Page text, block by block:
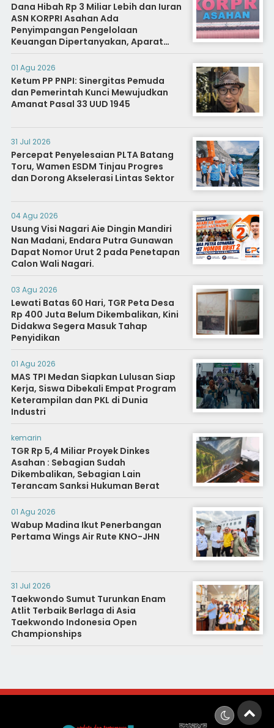
Dana Hibah Rp 3 Miliar Lebih dan Iuran
ASN KORPRI Asahan Ada
Penyimpangan Pengelolaan
Keuangan Dipertanyakan, Aparat
Diminta Segera Usut
01 Agu 2026
Ketum PP PNPI: Sinergitas Pemuda
dan Pemerintah Kunci Mewujudkan
Amanat Pasal 33 UUD 1945
31 Jul 2026
Percepat Penyelesaian PLTA Batang
Toru, Wamen ESDM Tinjau Progres
dan Dorong Akselerasi Lintas Sektor
04 Agu 2026
Usung Visi Nagari Aie Dingin Mandiri
Nan Madani, Endara Putra Gunawan
Dapat Nomor Urut 2 pada Penetapan
Calon Wali Nagari.
03 Agu 2026
Lewati Batas 60 Hari, TGR Peta Desa
Rp 400 Juta Belum Dikembalikan, Kini
Didakwa Segera Masuk Tahap
Penyidikan
01 Agu 2026
MAS TPI Medan Siapkan Lulusan Siap
Kerja, Siswa Dibekali Empat Program
Keterampilan dan PKL di Dunia
Industri
kemarin
TGR Rp 5,4 Miliar Proyek Dinkes
Asahan : Sebagian Sudah
Dikembalikan, Sebagian Lain
Terancam Sanksi Hukuman Berat
01 Agu 2026
Wabup Madina Ikut Penerbangan
Pertama Wings Air Rute KNO-JHN
31 Jul 2026
Taekwondo Sumut Turunkan Enam
Atlit Terbaik Berlaga di Asia
Taekwondo Indonesia Open
Championships